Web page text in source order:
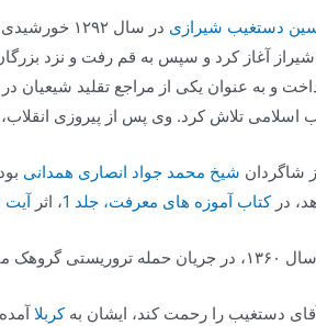
دستغیب شیرازی در سال ۱۲۹۲ خورشیدی در شیراز به دنیا آمد. وی از نوادگان امام
آغاز کرد و سپس به قم رفت و نزد
و به عنوان یکی از مراجع تقلید شیعیان
اسلامی تلاش کرد. وی پس از پیروزی
شاگردان شیخ محمد جواد انصاری همدانی
درکتاب آموزه های معرفت، جلد 1 ، اثر
شهید محراب نام گرفت.
دستغیب را رحمت کند، ایشان بهکربلا